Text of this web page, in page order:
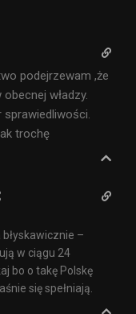
podejrzewam ,że
władzy.
sprawiedliwości.
trochę
–
w ciągu 24
bo o takę Polskę
się spełniają.